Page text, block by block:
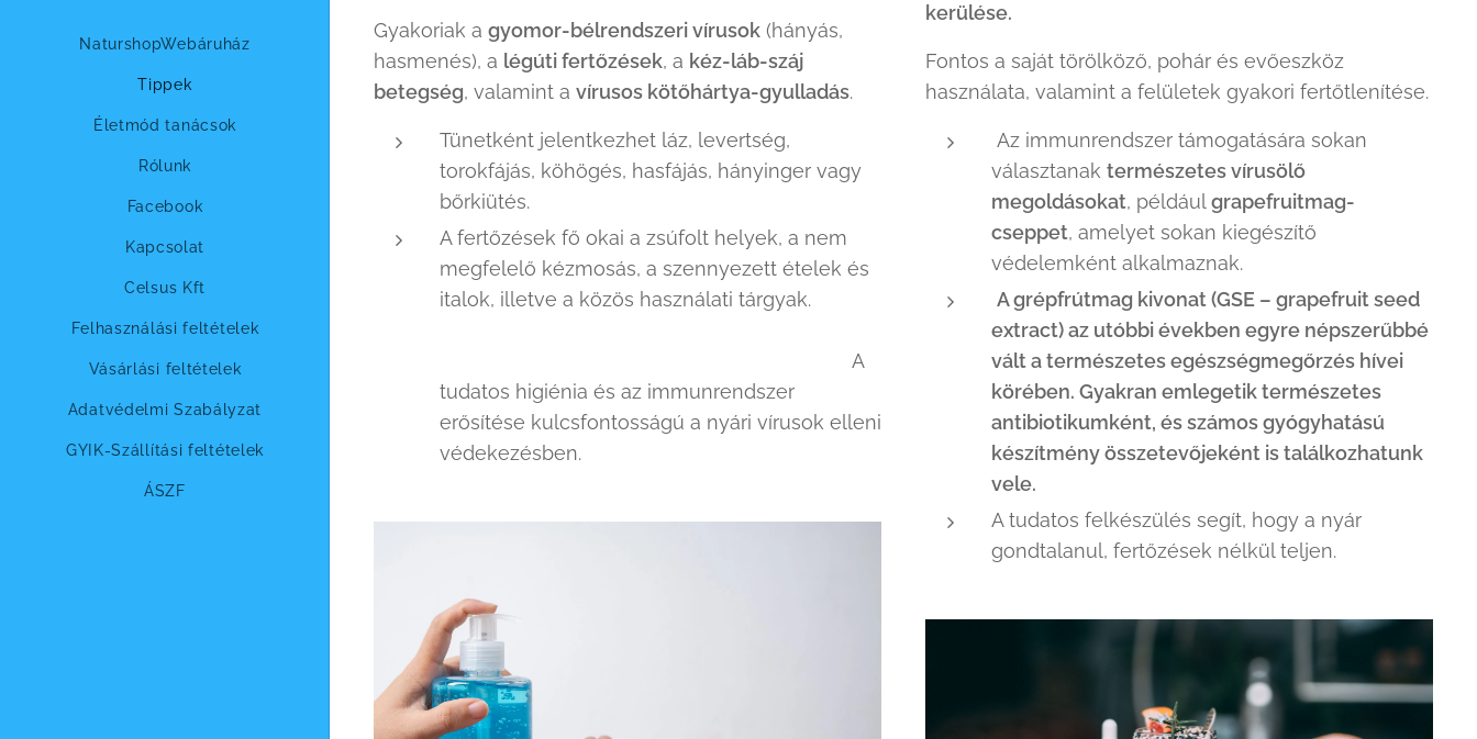
NaturshopWebáruház
Tippek
Életmód tanácsok
Rólunk
Facebook
Kapcsolat
Celsus Kft
Felhasználási feltételek
Vásárlási feltételek
Adatvédelmi Szabályzat
GYIK-Szállítási feltételek
ÁSZF
Gyakoriak a gyomor-bélrendszeri vírusok (hányás,
hasmenés), a légúti fertőzések, a kéz-láb-száj
betegség, valamint a vírusos kötőhártya-gyulladás.
Tünetként jelentkezhet láz, levertség,
torokfájás, köhögés, hasfájás, hányinger vagy
bőrkiütés.
A fertőzések fő okai a zsúfolt helyek, a nem
megfelelő kézmosás, a szennyezett ételek és
italok, illetve a közös használati tárgyak.
A
tudatos higiénia és az immunrendszer
erősítése kulcsfontosságú a nyári vírusok elleni
védekezésben.
kerülése.
Fontos a saját törölköző, pohár és evőeszköz
használata, valamint a felületek gyakori fertőtlenítése.
Az immunrendszer támogatására sokan
választanak természetes vírusölő
megoldásokat, példáulgrapefruitmag-
cseppet, amelyet sokan kiegészítő
védelemként alkalmaznak.
A grépfrútmag kivonat (GSE – grapefruit seed
extract) az utóbbi években egyre népszerűbbé
vált a természetes egészségmegőrzés hívei
körében. Gyakran emlegetik természetes
antibiotikumként, és számos gyógyhatású
készítmény összetevőjeként is találkozhatunk
vele.
A tudatos felkészülés segít, hogy a nyár
gondtalanul, fertőzések nélkül teljen.